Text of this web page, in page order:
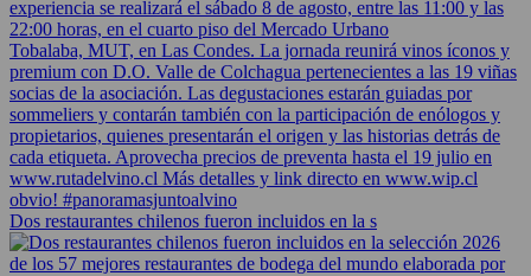
Dos restaurantes chilenos fueron incluidos en la s